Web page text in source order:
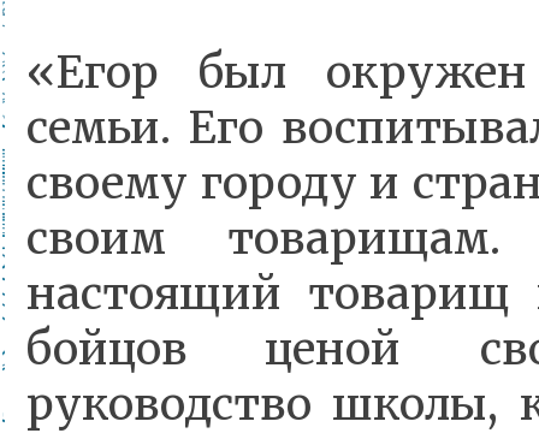
«Егор был
семьи. Его
своему городу и
своим
настоящий
бойцов ценой
руководство школы,